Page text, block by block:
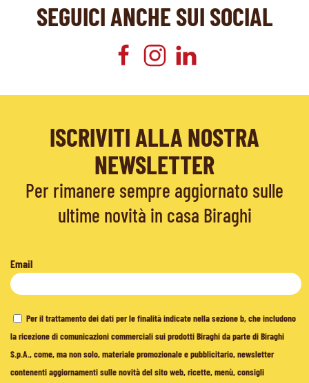
SEGUICI ANCHE SUI SOCIAL
ISCRIVITI ALLA NOSTRA
NEWSLETTER
Per rimanere sempre aggiornato sulle
ultime novità in casa Biraghi
Email
Per il trattamento dei dati per le finalità indicate nella sezione b, che includono
la ricezione di comunicazioni commerciali sui prodotti Biraghi da parte di Biraghi
S.p.A., come, ma non solo, materiale promozionale e pubblicitario, newsletter
contenenti aggiornamenti sulle novità del sito web, ricette, menù, consigli